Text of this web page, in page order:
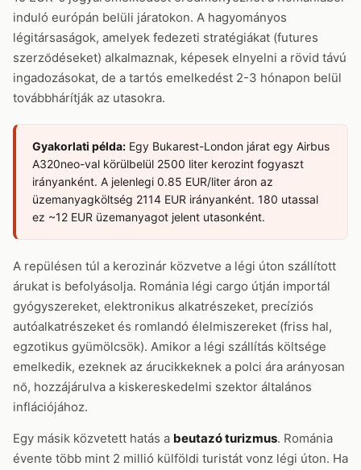
induló európán belüli járatokon. A hagyományos
légitársaságok, amelyek fedezeti stratégiákat (futures
szerződéseket) alkalmaznak, képesek elnyelni a rövid távú
ingadozásokat, de a tartós emelkedést 2-3 hónapon belül
továbbhárítják az utasokra.
Gyakorlati példa: Egy Bukarest-London járat egy Airbus
A320neo-val körülbelül 2500 liter kerozint fogyaszt
irányanként. A jelenlegi 0.85 EUR/liter áron az
üzemanyagköltség 2114 EUR irányanként. 180 utassal
ez ~12 EUR üzemanyagot jelent utasonként.
A repülésen túl a kerozinár közvetve a légi úton szállított
árukat is befolyásolja. Románia légi cargo útján importál
gyógyszereket, elektronikus alkatrészeket, precíziós
autóalkatrészeket és romlandó élelmiszereket (friss hal,
egzotikus gyümölcsök). Amikor a légi szállítás költsége
emelkedik, ezeknek az árucikkeknek a polci ára arányosan
nő, hozzájárulva a kiskereskedelmi szektor általános
inflációjához.
Egy másik közvetett hatás a beutazó turizmus. Románia
évente több mint 2 millió külföldi turistát vonz légi úton. Ha